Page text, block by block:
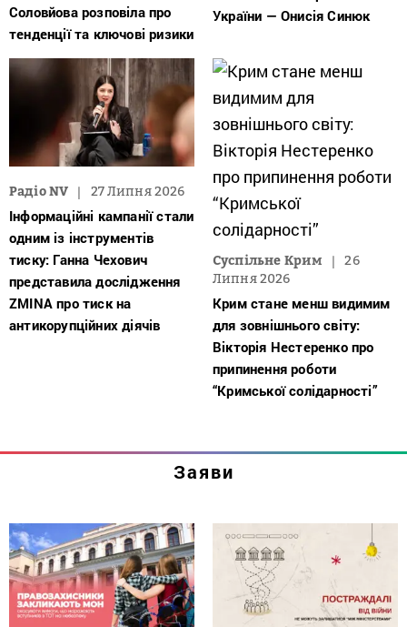
Соловйова розповіла про
тенденції та ключові ризики
України — Онисія Синюк
Радіо NV 27 Липня 2026
Інформаційні кампанії стали
одним із інструментів
тиску: Ганна Чехович
представила дослідження
ZMINA про тиск на
антикорупційних діячів
Суспільне Крим
26
Липня 2026
Крим стане менш видимим
для зовнішнього світу:
Вікторія Нестеренко про
припинення роботи
“Кримської солідарності”
Заяви